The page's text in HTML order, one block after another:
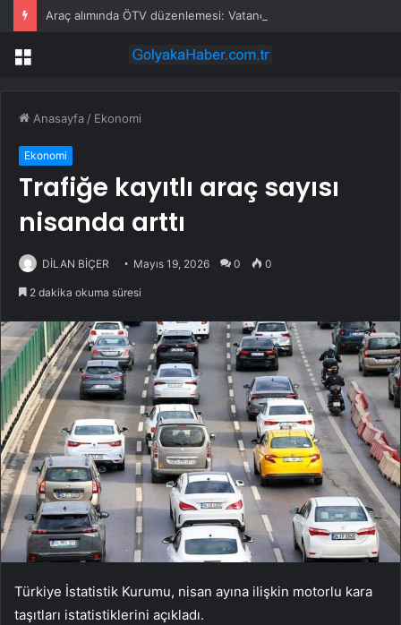
Menü
Anasayfa / Ekonomi
Ekonomi
Trafiğe kayıtlı araç sayısı
nisanda arttı
DİLAN BİÇER Mayıs 19, 2026 0 0
2 dakika okuma süresi
Türkiye İstatistik Kurumu, nisan ayına ilişkin motorlu kara
taşıtları istatistiklerini açıkladı.